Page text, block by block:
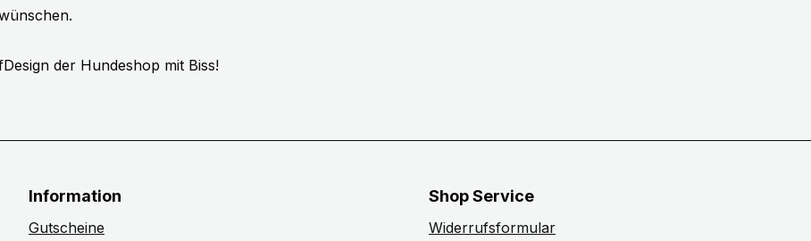
der Hundeshop mit Biss!
Information
Gutscheine
Shop Service
Widerrufsformular